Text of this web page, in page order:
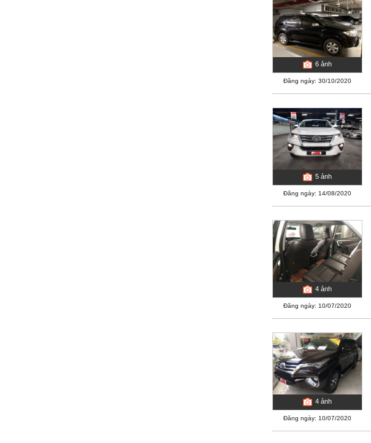
6 ảnh
Đăng ngày: 30/10/2020
5 ảnh
Đăng ngày: 14/08/2020
4 ảnh
Đăng ngày: 10/07/2020
4 ảnh
Đăng ngày: 10/07/2020